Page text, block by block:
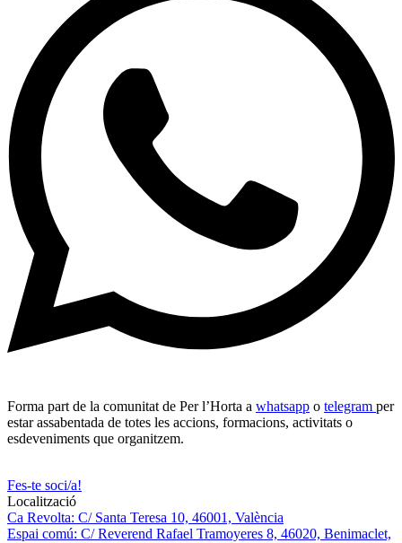
Forma part de la comunitat de Per l’Horta a whatsapp o telegram per
estar assabentada de totes les accions, formacions, activitats o
esdeveniments que organitzem.
Fes-te soci/a!
Localització
Ca Revolta: C/ Santa Teresa 10, 46001, València
Espai comú: C/ Reverend Rafael Tramoyeres 8, 46020, Benimaclet,